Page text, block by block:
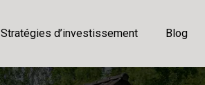
Stratégies d’investissement Blog